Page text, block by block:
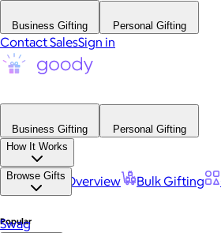
Business Gifting Personal Gifting
Contact SalesSign in
Business Gifting
Personal Gifting
How It Works
Platform Overview Bulk Gifting
Browse Gifts
Popular
Swag